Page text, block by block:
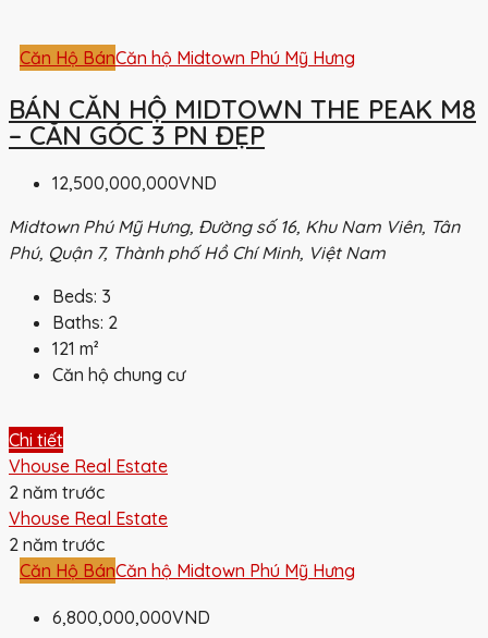
Căn Hộ BánCăn hộ Midtown Phú Mỹ Hưng
BÁN CĂN HỘ MIDTOWN THE PEAK M8
– CĂN GÓC 3 PN ĐẸP
12,500,000,000VND
Midtown Phú Mỹ Hưng, Đường số 16, Khu Nam Viên, Tân
Phú, Quận 7, Thành phố Hồ Chí Minh, Việt Nam
Beds: 3
Baths: 2
121 m²
Căn hộ chung cư
Chi tiết
Vhouse Real Estate
2 năm trước
Vhouse Real Estate
2 năm trước
Căn Hộ BánCăn hộ Midtown Phú Mỹ Hưng
6,800,000,000VND